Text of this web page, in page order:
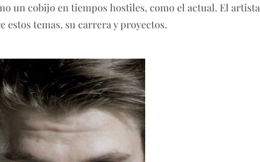
un cobijo en tiempos hostiles, como el actual. El artista
estos temas, su carrera y proyectos.